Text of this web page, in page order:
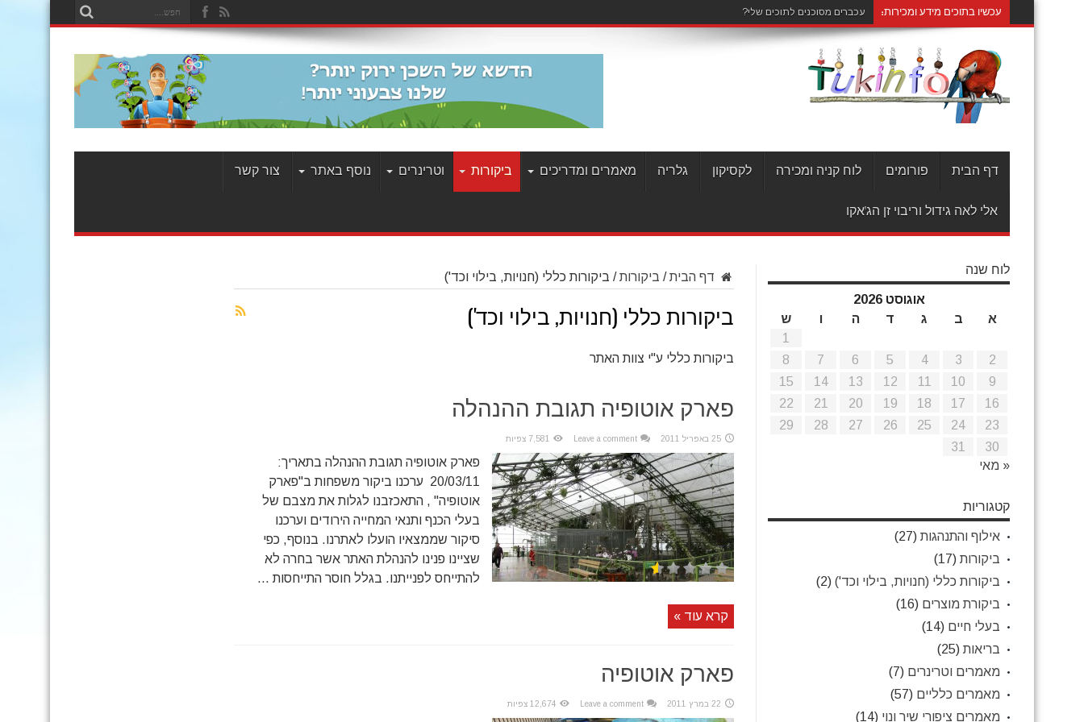
עכשיו בתוכים מידע ומכירות: עכברים מסוכנים לתוכים שלי?
דף הבית פורומים לוח קניה ומכירה לקסיקון גלריה מאמרים ומדריכים ביקורות וטרינרים נוסף באתר צור קשר
אלי לאה גידול וריבוי זן הג'אקו
דף הבית / ביקורות / ביקורות כללי (חנויות, בילוי וכד')
ביקורות כללי (חנויות, בילוי וכד')
ביקורות כללי ע"י צוות האתר
פארק אוטופיה תגובת ההנהלה
25 באפריל 2011 Leave a comment 7,581 צפיות
פארק אוטופיה תגובת ההנהלה בתאריך:
20/03/11 ערכנו ביקור משפחות ב"פארק
אוטופיה" , התאכזבנו לגלות את מצבם של
בעלי הכנף ותנאי המחייה הירודים וערכנו
סיקור שממצאיו הועלו לאתרנו. בנוסף, כפי
שציינו פנינו להנהלת האתר אשר בחרה לא
להתייחס לפנייתנו. בגלל חוסר התייחסות ...
קרא עוד »
פארק אוטופיה
22 במרץ 2011 Leave a comment 12,674 צפיות
לוח שנה
אוגוסט 2026
א
ב ג ד ה ו
ש
1
2
3
4
5
6
7
8
9
10
11
12
13
14
15
16
17
18
19
20
21
22
23
24
25
26
27
28
29
30
31
« מאי
קטגוריות
אילוף והתנהגות (27)
ביקורות (17)
ביקורות כללי (חנויות, בילוי וכד') (2)
ביקורת מוצרים (16)
בעלי חיים (14)
בריאות (25)
מאמרים וטרינרים (7)
מאמרים כלליים (57)
מאמרים ציפורי שיר ונוי (14)